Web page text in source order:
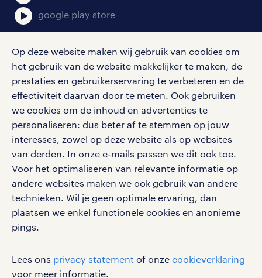
Op deze website maken wij gebruik van cookies om
het gebruik van de website makkelijker te maken, de
prestaties en gebruikerservaring te verbeteren en de
effectiviteit daarvan door te meten. Ook gebruiken
we cookies om de inhoud en advertenties te
personaliseren: dus beter af te stemmen op jouw
interesses, zowel op deze website als op websites
van derden. In onze e-mails passen we dit ook toe.
Voor het optimaliseren van relevante informatie op
andere websites maken we ook gebruik van andere
technieken. Wil je geen optimale ervaring, dan
plaatsen we enkel functionele cookies en anonieme
pings.
Lees ons privacy statement of onze cookieverklaring
voor meer informatie.
google play store
social media
Volg ons voor de leukste content omtrent
vacatures, solliciteren en inspiratie.
werken bij randstad
gebruikersvoorwaarden
privacystatement
cookies